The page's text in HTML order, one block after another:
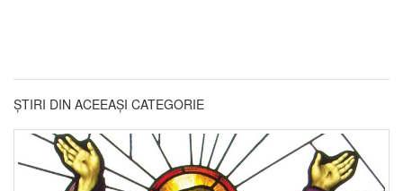
ȘTIRI DIN ACEEAȘI CATEGORIE